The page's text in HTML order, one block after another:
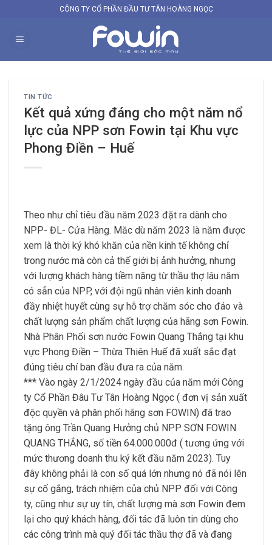
content
CÔNG TY CỔ PHẦN ĐẦU TƯ TÂN HOÀNG NGỌC
TIN TỨC
Kết quả xứng đáng cho một năm nổ
lực của NPP sơn Fowin tại Khu vực
Phong Điền – Huế
Theo như chỉ tiêu đầu năm 2023 đặt ra dành cho
NPP- ĐL- Cửa Hàng. Măc dù năm 2023 là năm được
xem là thời ký khó khăn của nền kinh tế không chỉ
trong nước mà còn cả thế giới bị ảnh hưởng, nhưng
với lượng khách hàng tiềm năng từ thầu thợ lâu năm
có sẳn của NPP, với đội ngũ nhân viên kinh doanh
đầy nhiệt huyết cùng sự hỗ trợ chăm sóc cho đáo và
chất lượng sản phẩm chất lượng của hãng sơn Fowin.
Nhà Phân Phối sơn nước Fowin Quang Thắng tại khu
vực Phong Điền – Thừa Thiên Huế đã xuất sắc đạt
đúng tiêu chí ban đầu đưa ra của năm.
*** Vào ngày 2/1/2024 ngày đầu của năm mới Công
ty Cổ Phần Đâu Tư Tân Hoàng Ngọc ( đơn vị sản xuất
độc quyền và phân phối hãng sơn FOWIN) đã trao
tặng ông Trần Quang Hưởng chủ NPP SƠN FOWIN
QUANG THẮNG, số tiền 64.000.000đ ( tương ứng với
mức thương doanh thu ký kết đầu năm 2023). Tuy
đây không phải là con số quá lớn nhưng nó đã nói lên
sự cố gắng, trách nhiệm của chủ NPP đối với Công
ty, cũng như sự uy tín, chất lượng mà sơn Fowin đem
lại cho quý khách hàng, đối tác đã luôn tin dùng cho
các công trình mà quý đối tác thầu thợ đã và đang